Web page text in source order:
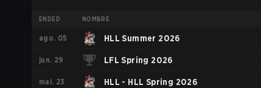
ENDED NOMBRE
ago. 05 HLL Summer 2026
jun. 29 LFL Spring 2026
mai. 23 HLL - HLL Spring 2026